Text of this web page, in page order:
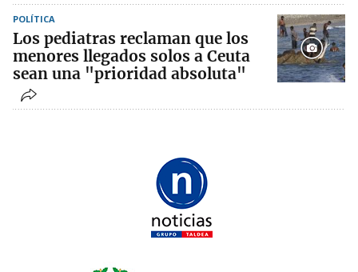
POLÍTICA
Los pediatras reclaman que los
menores llegados solos a Ceuta
sean una "prioridad absoluta"